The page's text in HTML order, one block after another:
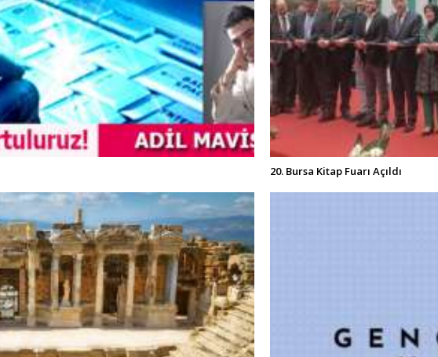
20. Bursa Kitap Fuarı Açıldı